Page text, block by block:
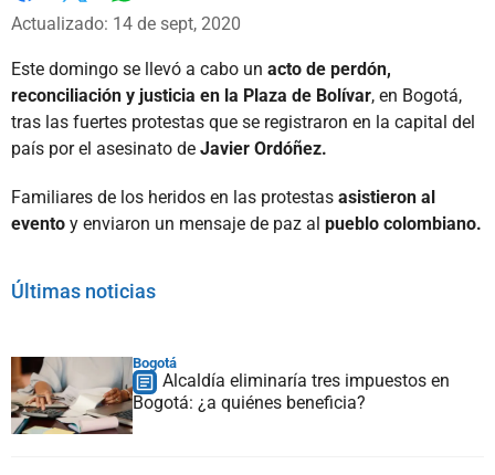
Facebook
X
Actualizado: 14 de sept, 2020
Este domingo se llevó a cabo un acto de perdón,
reconciliación y justicia en la Plaza de Bolívar, en Bogotá,
tras las fuertes protestas que se registraron en la capital del
país por el asesinato de Javier Ordóñez.
Familiares de los heridos en las protestas asistieron al
evento y enviaron un mensaje de paz al pueblo colombiano.
Últimas noticias
Bogotá
Alcaldía eliminaría tres impuestos en
Bogotá: ¿a quiénes beneficia?